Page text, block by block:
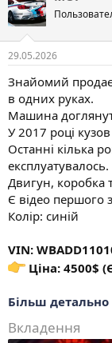
о
р
т
е
м
и
с
о
р
н
н
я
29.05.2026
Знайомий
в одних руках.
Машина
У 2017 році
Останні кілька
експлуатувалось.
Двигун, коробка
Є відео першого
Колір: синій
VIN:
Ціна: 4500$
Більш детально
Вкладення